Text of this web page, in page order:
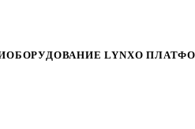
ОБОРУДОВАНИЕ LYNXО